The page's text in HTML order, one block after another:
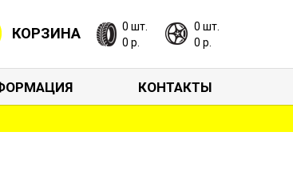
КОРЗИНА
0 шт.
0 р.
0 шт.
0 р.
КОНТАКТЫ